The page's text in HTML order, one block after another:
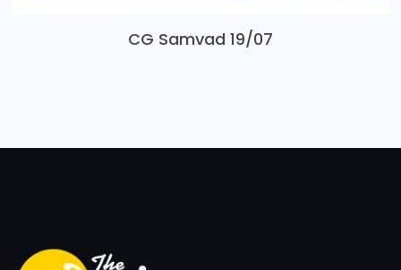
CG Samvad 19/07